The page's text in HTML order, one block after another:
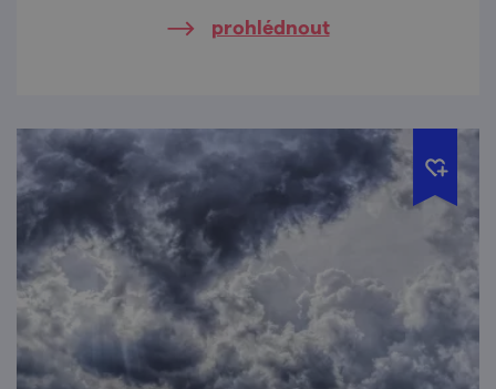
prohlédnout